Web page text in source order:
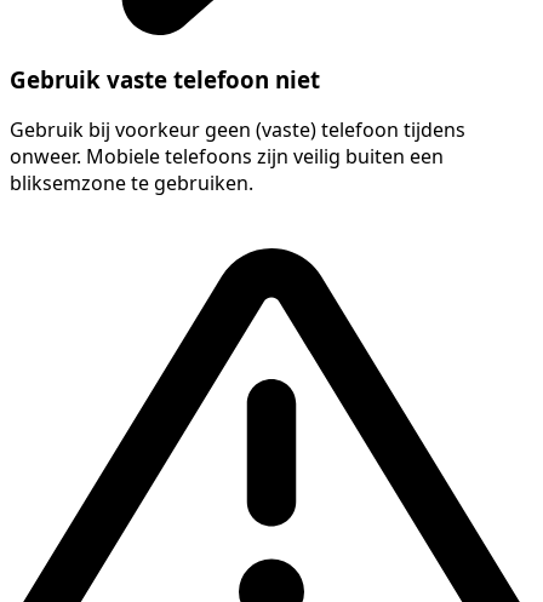
Gebruik vaste telefoon niet
Gebruik bij voorkeur geen (vaste) telefoon tijdens
onweer. Mobiele telefoons zijn veilig buiten een
bliksemzone te gebruiken.